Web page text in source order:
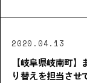
2020.04.13
【岐阜県岐南町
り替えを担当させ